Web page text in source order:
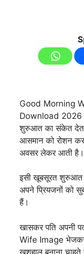
Good Morning
Download 2026
शुरुआत का संकेत
आसमान को रोशन
अवसर लेकर आती है।
इसी खूबसूरत शुरुआत
अपने प्रियजनों को
हैं।
खासकर पति अपनी
Wife Image
खुशहाल बनाना